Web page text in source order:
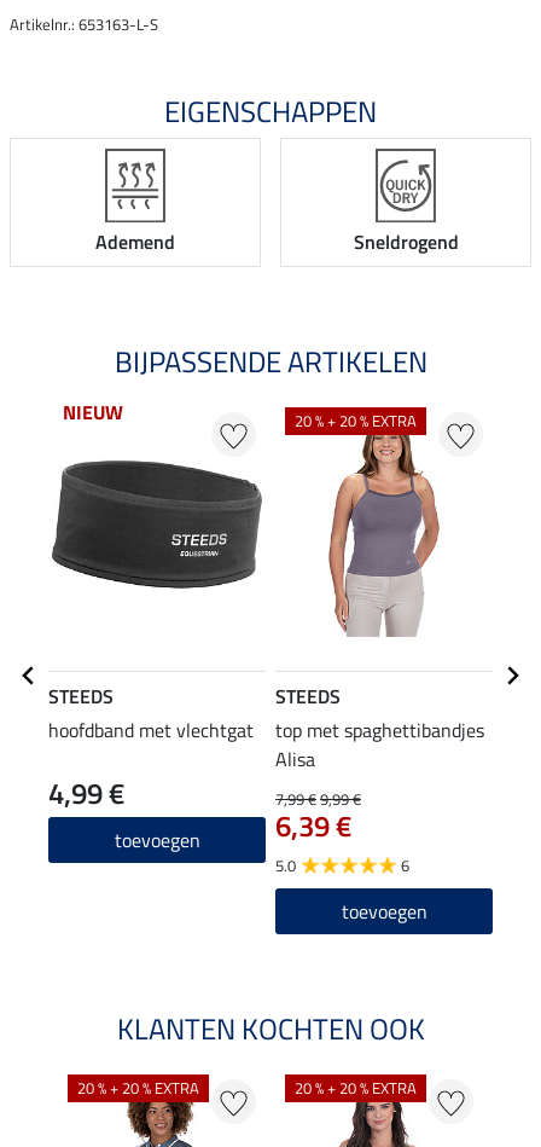
Artikelnr.: 653163-L-S
EIGENSCHAPPEN
Ademend Sneldrogend
BIJPASSENDE ARTIKELEN
NIEUW
STEEDS
hoofdband met vlechtgat
4,99 €
toevoegen
20 % + 20 % EXTRA
STEEDS
top met spaghettibandjes
Alisa
7,99 €9,99 €
6,39 €
5.0 6
toevoegen
KLANTEN KOCHTEN OOK
20 % + 20 % EXTRA 20 % + 20 % EXTRA